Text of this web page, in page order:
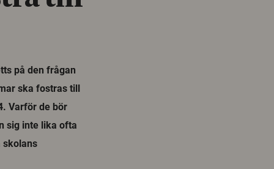
på den frågan
ska fostras till
Varför de bör
sig inte lika ofta
skolans